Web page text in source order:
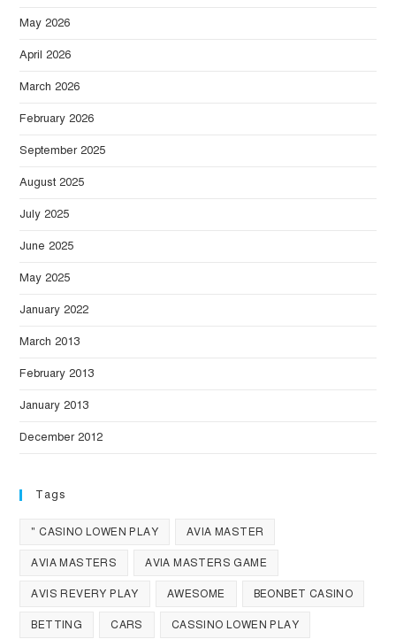
May 2026
April 2026
March 2026
February 2026
September 2025
August 2025
July 2025
June 2025
May 2025
January 2022
March 2013
February 2013
January 2013
December 2012
Tags
" CASINO LOWEN PLAY AVIA MASTER
AVIA MASTERS AVIA MASTERS GAME
AVIS REVERY PLAY AWESOME BEONBET CASINO
BETTING CARS CASSINO LOWEN PLAY